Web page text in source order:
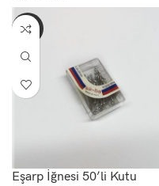
-20%
Eşarp İğnesi 50’li Kutu